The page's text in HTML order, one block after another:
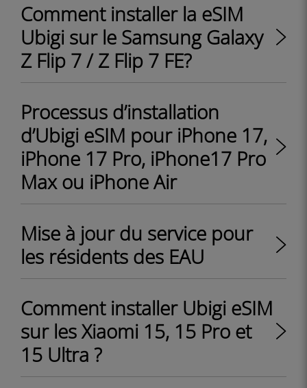
Comment installer la eSIM
Ubigi sur le Samsung Galaxy
Z Flip 7 / Z Flip 7 FE?
Processus d’installation
d’Ubigi eSIM pour iPhone 17,
iPhone 17 Pro, iPhone17 Pro
Max ou iPhone Air
Mise à jour du service pour
les résidents des EAU
Comment installer Ubigi eSIM
sur les Xiaomi 15, 15 Pro et
15 Ultra ?